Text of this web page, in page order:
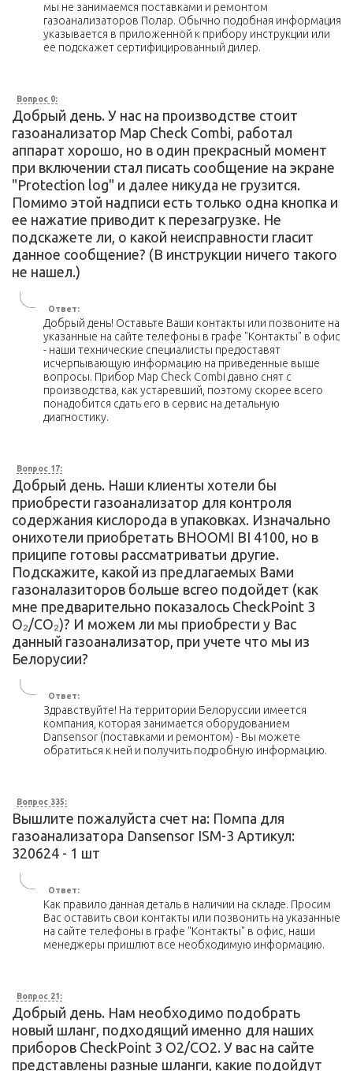
мы не занимаемся поставками и ремонтом
газоанализаторов Полар. Обычно подобная информация
указывается в приложенной к прибору инструкции или
ее подскажет сертифицированный дилер.
Вопрос 0:
Добрый день. У нас на производстве стоит
газоанализатор Map Check Combi, работал
аппарат хорошо, но в один прекрасный момент
при включении стал писать сообщение на экране
"Protection log" и далее никуда не грузится.
Помимо этой надписи есть только одна кнопка и
ее нажатие приводит к перезагрузке. Не
подскажете ли, о какой неисправности гласит
данное сообщение? (В инструкции ничего такого
не нашел.)
Ответ:
Добрый день! Оставьте Ваши контакты или позвоните на
указанные на сайте телефоны в графе "Контакты" в офис
- наши технические специалисты предоставят
исчерпывающую информацию на приведенные выше
вопросы. Прибор Map Check Combi давно снят с
производства, как устаревший, поэтому скорее всего
понадобится сдать его в сервис на детальную
диагностику.
Вопрос 17:
Добрый день. Наши клиенты хотели бы
приобрести газоанализатор для контроля
содержания кислорода в упаковках. Изначально
онихотели приобретать BHOOMI BI 4100, но в
приципе готовы рассматриватьи другие.
Подскажите, какой из предлагаемых Вами
газоналазиторов больше всгео подойдет (как
мне предварительно показалось CheckPoint 3
O₂/CO₂)? И можем ли мы приобрести у Вас
данный газоанализатор, при учете что мы из
Белорусии?
Ответ:
Здравствуйте! На территории Белоруссии имеется
компания, которая занимается оборудованием
Dansensor (поставками и ремонтом) - Вы можете
обратиться к ней и получить подробную информацию.
Вопрос 335:
Вышлите пожалуйста счет на: Помпа для
газоанализатора Dansensor ISM-3 Артикул:
320624 - 1 шт
Ответ:
Как правило данная деталь в наличии на складе. Просим
Вас оставить свои контакты или позвонить на указанные
на сайте телефоны в графе "Контакты" в офис, наши
менеджеры пришлют все необходимую информацию.
Вопрос 21:
Добрый день. Нам необходимо подобрать
новый шланг, подходящий именно для наших
приборов CheckPoint 3 О2/СО2. У вас на сайте
представлены разные шланги, какие подойдут